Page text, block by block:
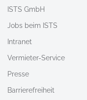
ISTS GmbH
Jobs beim ISTS
Intranet
Vermieter-Service
Presse
Barrierefreiheit